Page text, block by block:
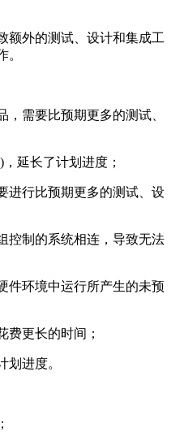
外的测试、设计和集成工
。
需要比预期更多的测试、
延长了计划进度；
进行比预期更多的测试、设
控制的系统相连，导致无法
环境中运行所产生的未预
更长的时间；
进度。